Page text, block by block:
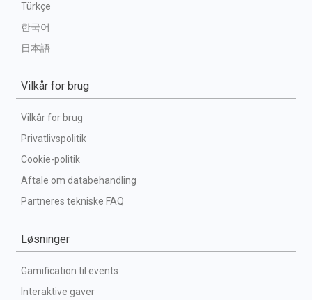
Türkçe
한국어
日本語
Vilkår for brug
Vilkår for brug
Privatlivspolitik
Cookie-politik
Aftale om databehandling
Partneres tekniske FAQ
Løsninger
Gamification til events
Interaktive gaver